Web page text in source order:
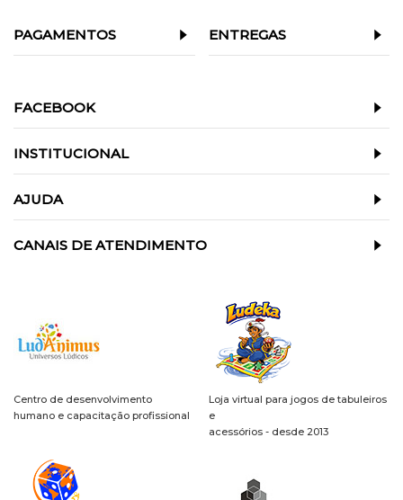
PAGAMENTOS ENTREGAS
FACEBOOK
INSTITUCIONAL
AJUDA
CANAIS DE ATENDIMENTO
Centro de desenvolvimento
humano e capacitação profissional
Loja virtual para jogos de tabuleiros
e
acessórios - desde 2013